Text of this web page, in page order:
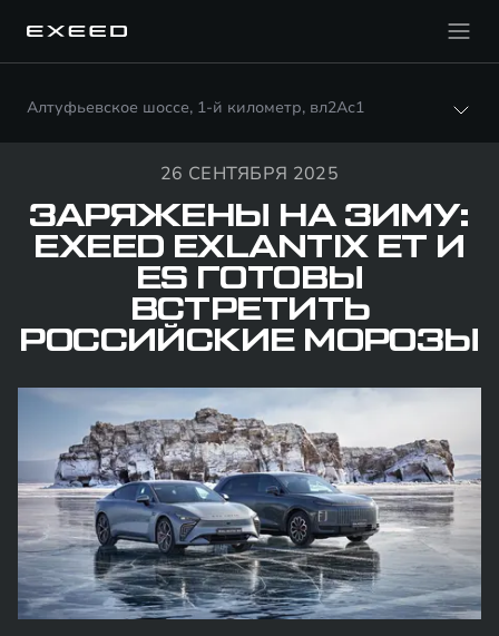
Алтуфьевское шоссе, 1-й километр, вл2Ас1
26 СЕНТЯБРЯ 2025
ЗАРЯЖЕНЫ НА ЗИМУ:
EXEED EXLANTIX ET И
ES ГОТОВЫ
ВСТРЕТИТЬ
РОССИЙСКИЕ МОРОЗЫ